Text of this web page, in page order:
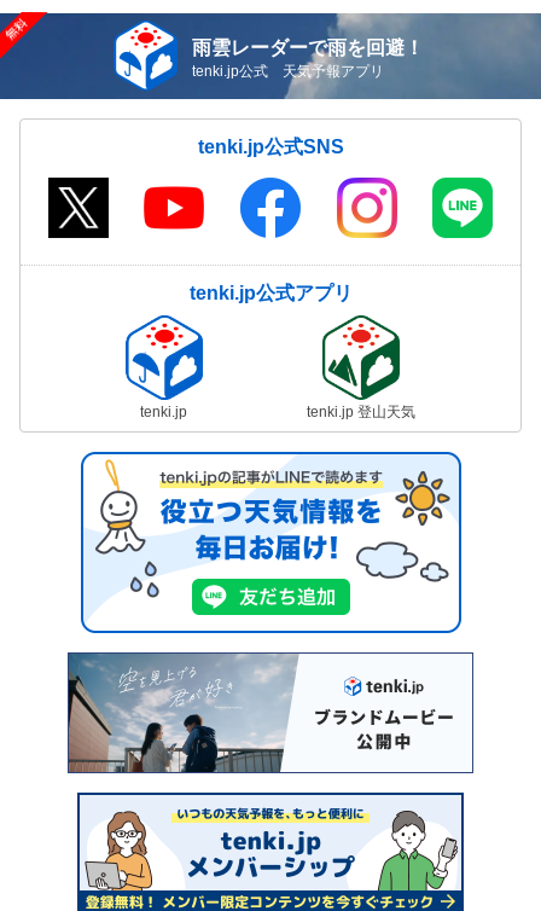
雨雲レーダーで雨を回避！
tenki.jp公式 天気予報アプリ
tenki.jp公式SNS
tenki.jp公式アプリ
tenki.jp tenki.jp 登山天気